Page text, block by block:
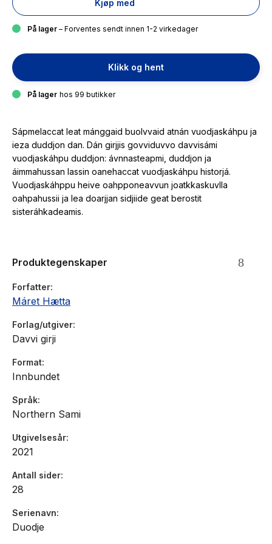
Kjøp med
På lager – Forventes sendt innen 1-2 virkedager
Klikk og hent
På lager hos 99 butikker
Sápmelaccat leat mánggaid buolvvaid atnán vuodjaskáhpu ja
ieza duddjon dan. Dán girjjis govviduvvo davvisámi
vuodjaskáhpu duddjon: ávnnasteapmi, duddjon ja
áimmahussan lassin oanehaccat vuodjaskáhpu historjá.
Vuodjaskáhppu heive oahpponeavvun joatkkaskuvlla
oahpahussii ja lea doarjjan sidjiide geat berostit
sisteráhkadeamis.
Produktegenskaper
Forfatter
Máret Hætta
Forlag/utgiver
Davvi girji
Format
Innbundet
Språk
Northern Sami
Utgivelsesår
2021
Antall sider
28
Serienavn
Duodje